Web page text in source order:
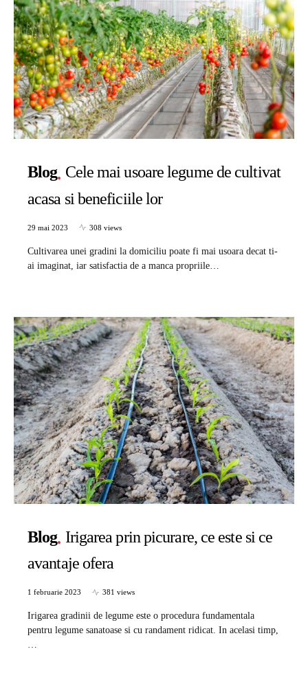
Blog Cele mai usoare legume de cultivat
acasa si beneficiile lor
29 mai 2023 308 views
Cultivarea unei gradini la domiciliu poate fi mai usoara decat ti-
ai imaginat, iar satisfactia de a manca propriile…
Blog Irigarea prin picurare, ce este si ce
avantaje ofera
1 februarie 2023 381 views
Irigarea gradinii de legume este o procedura fundamentala
pentru legume sanatoase si cu randament ridicat. In acelasi timp,
…